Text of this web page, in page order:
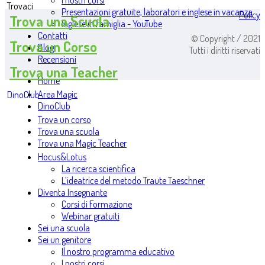
Presentazioni gratuite, laboratori e inglese in vacanza
Inglese in famiglia - YouTube
Contatti
Blog
Recensioni
Home
Area Magic
DinoClub
Trova un corso
Trova una scuola
Trova una Magic Teacher
Hocus&Lotus
La ricerca scientifica
L’ideatrice del metodo Traute Taeschner
Diventa Insegnante
Corsi di Formazione
Webinar gratuiti
Sei una scuola
Sei un genitore
Il nostro programma educativo
Trovaci
Trova una Scuola
Trova un Corso
Trova una Teacher
DinoClub
Policy
© Copyright / 2021
Tutti i diritti riservati